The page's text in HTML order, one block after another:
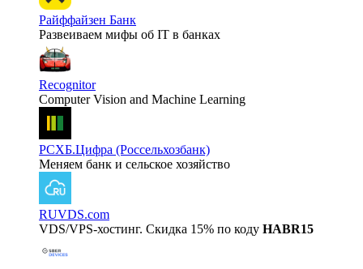
Райффайзен Банк
Развеиваем мифы об IT в банках
Recognitor
Computer Vision and Machine Learning
РСХБ.Цифра (Россельхозбанк)
Меняем банк и сельское хозяйство
RUVDS.com
VDS/VPS-хостинг. Скидка 15% по коду HABR15